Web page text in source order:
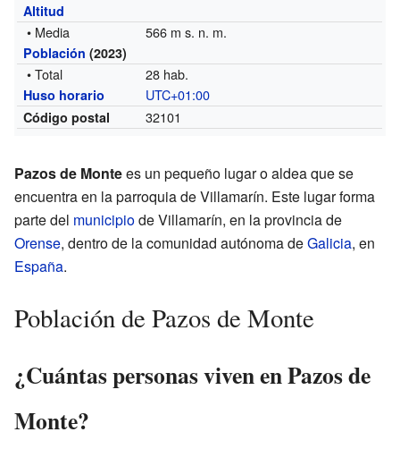
Altitud
• Media 566 m s. n. m.
Población (2023)
• Total 28 hab.
Huso horario UTC+01:00
Código postal 32101
Pazos de Montees un pequeño lugar o aldea que se
encuentra en la parroquia de Villamarín. Este lugar forma
parte del municipiode Villamarín, en la provincia de
Orense, dentro de la comunidad autónoma deGalicia, en
España.
Población de Pazos de Monte
¿Cuántas personas viven en Pazos de
Monte?